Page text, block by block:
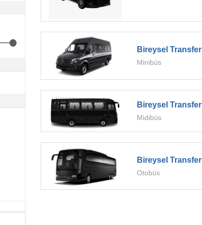
Bireysel Transfer
Minibüs
Bireysel Transfer
Midibüs
Bireysel Transfer
Otobüs